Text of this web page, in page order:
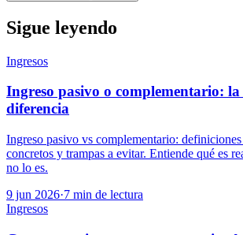
Sigue leyendo
Ingresos
Ingreso pasivo o complementario:
diferencia
Ingreso pasivo vs complementario:
concretos y trampas a evitar. Entiende qué es
no lo es.
9 jun 2026·7 min de lectura
Ingresos